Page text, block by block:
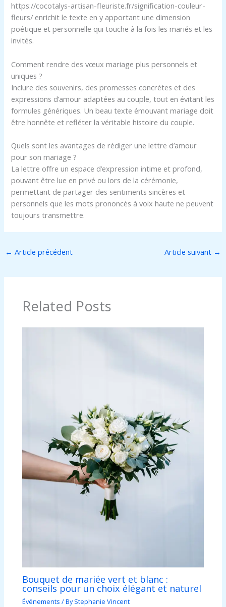
https://cocotalys-artisan-fleuriste.fr/signification-couleur-
fleurs/ enrichit le texte en y apportant une dimension
poétique et personnelle qui touche à la fois les mariés et les
invités.
Comment rendre des vœux mariage plus personnels et
uniques ?
Inclure des souvenirs, des promesses concrètes et des
expressions d’amour adaptées au couple, tout en évitant les
formules génériques. Un beau texte émouvant mariage doit
être honnête et refléter la véritable histoire du couple.
Quels sont les avantages de rédiger une lettre d’amour
pour son mariage ?
La lettre offre un espace d’expression intime et profond,
pouvant être lue en privé ou lors de la cérémonie,
permettant de partager des sentiments sincères et
personnels que les mots prononcés à voix haute ne peuvent
toujours transmettre.
← Article précédent Article suivant →
Related Posts
Bouquet de mariée vert et blanc :
conseils pour un choix élégant et naturel
Événements / ByStephanie Vincent